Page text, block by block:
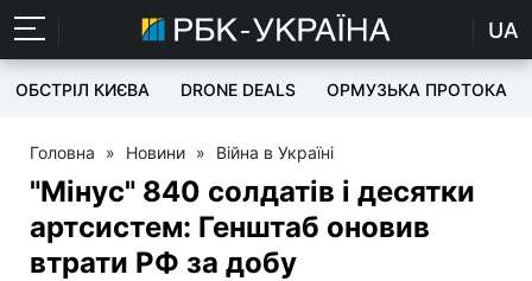
UA
ОБСТРІЛ КИЄВА DRONE DEALS ОРМУЗЬКА ПРОТОКА
Головна » Новини » Війна в Україні
"Мінус" 840 солдатів і десятки
артсистем: Генштаб оновив
втрати РФ за добу